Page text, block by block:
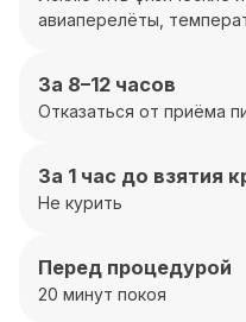
авиаперелёты,
За 8–12 часов
Отказаться от приёма
За 1 час до взятия
Не курить
Перед процедурой
20 минут покоя